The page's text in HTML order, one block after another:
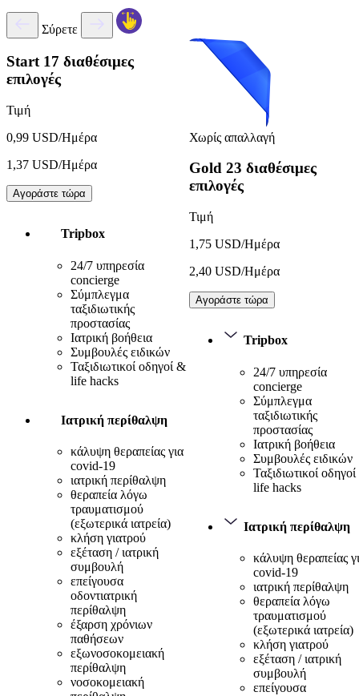
Σύρετε
Start 17 διαθέσιμες
επιλογές
Τιμή
0,99 USD/Ημέρα
1,37 USD/Ημέρα
Αγοράστε τώρα
Tripbox
24/7 υπηρεσία
concierge
Σύμπλεγμα
ταξιδιωτικής
προστασίας
Ιατρική βοήθεια
Συμβουλές ειδικών
Ταξιδιωτικοί οδηγοί &
life hacks
Ιατρική περίθαλψη
κάλυψη θεραπείας για
covid-19
ιατρική περίθαλψη
θεραπεία λόγω
τραυματισμού
(εξωτερικά ιατρεία)
κλήση γιατρού
εξέταση / ιατρική
συμβουλή
επείγουσα
οδοντιατρική
περίθαλψη
έξαρση χρόνιων
παθήσεων
εξωνοσοκομειακή
περίθαλψη
νοσοκομειακή
Χωρίς απαλλαγή
Gold 23 διαθέσιμες
επιλογές
Τιμή
1,75 USD/Ημέρα
2,40 USD/Ημέρα
Αγοράστε τώρα
Tripbox
24/7 υπηρεσία
concierge
Σύμπλεγμα
ταξιδιωτικής
προστασίας
Ιατρική βοήθεια
Συμβουλές ειδικών
Ταξιδιωτικοί
life hacks
Ιατρική περίθαλψη
κάλυψη θεραπείας
covid-19
ιατρική περίθαλψη
θεραπεία λόγω
τραυματισμού
(εξωτερικά ιατρεία)
κλήση γιατρού
εξέταση / ιατρική
συμβουλή
επείγουσα